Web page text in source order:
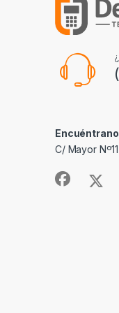
C/ Mayor